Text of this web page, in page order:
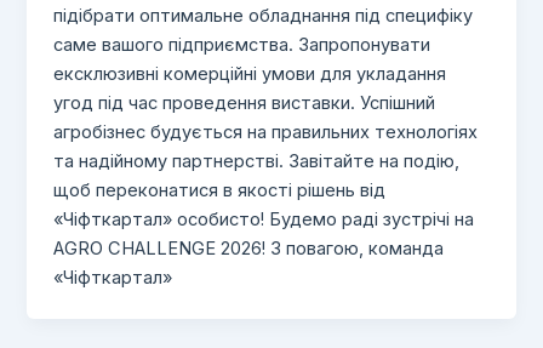
підібрати оптимальне обладнання під специфіку
саме вашого підприємства. Запропонувати
ексклюзивні комерційні умови для укладання
угод під час проведення виставки. Успішний
агробізнес будується на правильних технологіях
та надійному партнерстві. Завітайте на подію,
щоб переконатися в якості рішень від
«Чіфткартал» особисто! Будемо раді зустрічі на
AGRO CHALLENGE 2026! З повагою, команда
«Чіфткартал»